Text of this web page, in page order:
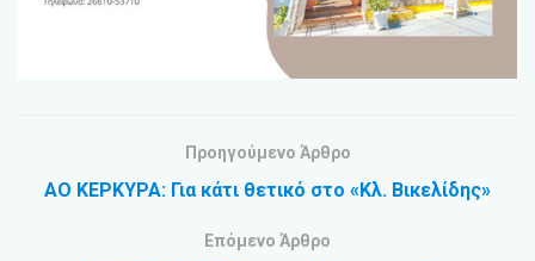
Προηγούμενο Άρθρο
ΑΟ ΚΕΡΚΥΡΑ: Για κάτι θετικό στο «Κλ. Βικελίδης»
Επόμενο Άρθρο